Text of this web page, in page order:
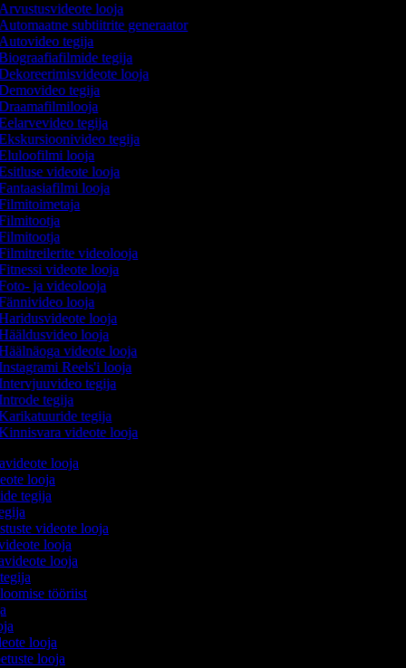
looja
subtiitrite generaator
tegija
tegija
looja
tegija
tegija
tegija
looja
videote looja
looja
videolooja
videote looja
ja videolooja
looja
looja
looja
videote looja
Reels'i looja
tegija
tegija
tegija
videote looja
looja
looja
tegija
videote looja
looja
looja
tööriist
looja
looja